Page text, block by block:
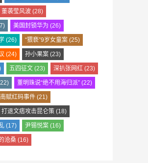
董袭莹风波 (28)
美国封锁华为 (26)
(26) “猥亵”9岁女童案 (25)
(24) 孙小果案 (23)
五四征文 (23) 深扒张网红 (23)
董明珠说“绝不用海归派” (22)
赋红码事件 (21)
打退文痞攻击昆仑策 (18)
(17) 尹锡悦案 (16)
沧桑 (16)